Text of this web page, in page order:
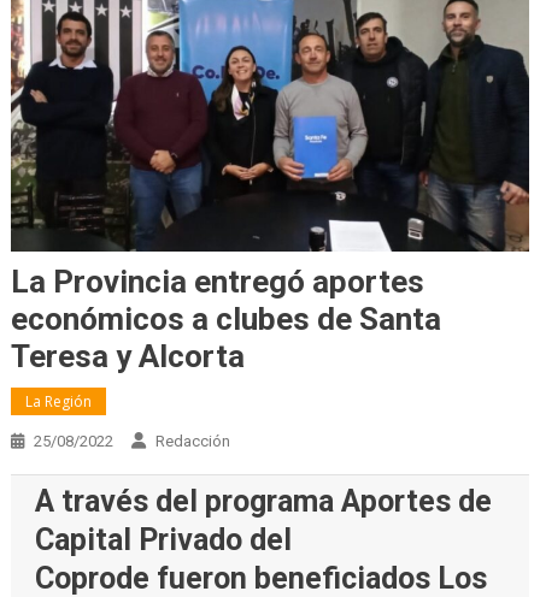
La Provincia entregó aportes
económicos a clubes de Santa
Teresa y Alcorta
La Región
25/08/2022 Redacción
A través del programa Aportes de
Capital Privado del
Coprode fueron beneficiados Los